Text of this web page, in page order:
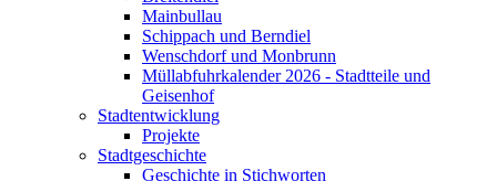
Mainbullau
Schippach und Berndiel
Wenschdorf und Monbrunn
Müllabfuhrkalender 2026 - Stadtteile und
Geisenhof
Stadtentwicklung
Projekte
Stadtgeschichte
Geschichte in Stichworten